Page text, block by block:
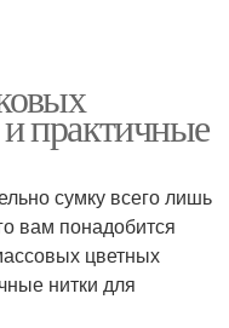
практичные
сумку всего лишь
вам понадобится
цветных
нитки для